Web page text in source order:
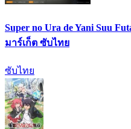
Super no Ura de Yani Suu
มาร์เก็ต ซับไทย
ซับไทย